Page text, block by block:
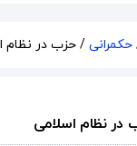
حکمرانی / حزب در نظام
در نظام اسلامی